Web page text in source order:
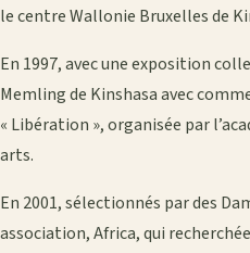
le centre Wallonie Bruxelles de
En 1997, avec une exposition
Memling de Kinshasa avec
« Libération », organisée par
arts.
En 2001, sélectionnés par des
association, Africa, qui